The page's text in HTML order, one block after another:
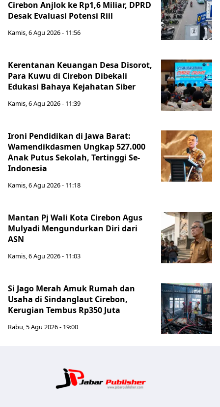
Cirebon Anjlok ke Rp1,6 Miliar, DPRD
Desak Evaluasi Potensi Riil
Kamis, 6 Agu 2026 - 11:56
Kerentanan Keuangan Desa Disorot,
Para Kuwu di Cirebon Dibekali
Edukasi Bahaya Kejahatan Siber
Kamis, 6 Agu 2026 - 11:39
Ironi Pendidikan di Jawa Barat:
Wamendikdasmen Ungkap 527.000
Anak Putus Sekolah, Tertinggi Se-
Indonesia
Kamis, 6 Agu 2026 - 11:18
Mantan Pj Wali Kota Cirebon Agus
Mulyadi Mengundurkan Diri dari
ASN
Kamis, 6 Agu 2026 - 11:03
Si Jago Merah Amuk Rumah dan
Usaha di Sindanglaut Cirebon,
Kerugian Tembus Rp350 Juta
Rabu, 5 Agu 2026 - 19:00